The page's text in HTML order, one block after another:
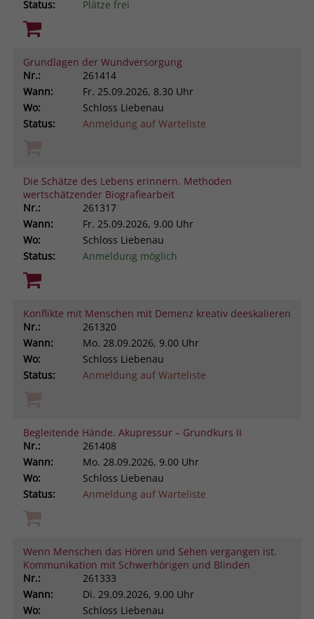
Status: Plätze frei
Grundlagen der Wundversorgung
Nr.:
261414
Wann:
Fr. 25.09.2026, 8.30 Uhr
Wo:
Schloss Liebenau
Status:
Anmeldung auf Warteliste
Die Schätze des Lebens erinnern. Methoden
wertschätzender Biografiearbeit
Nr.:
261317
Wann:
Fr. 25.09.2026, 9.00 Uhr
Wo:
Schloss Liebenau
Status:
Anmeldung möglich
Konflikte mit Menschen mit Demenz kreativ deeskalieren
Nr.:
261320
Wann:
Mo. 28.09.2026, 9.00 Uhr
Wo:
Schloss Liebenau
Status:
Anmeldung auf Warteliste
Begleitende Hände. Akupressur – Grundkurs II
Nr.:
261408
Wann:
Mo. 28.09.2026, 9.00 Uhr
Wo:
Schloss Liebenau
Status:
Anmeldung auf Warteliste
Wenn Menschen das Hören und Sehen vergangen ist.
Kommunikation mit Schwerhörigen und Blinden
Nr.:
261333
Wann:
Di. 29.09.2026, 9.00 Uhr
Wo:
Schloss Liebenau